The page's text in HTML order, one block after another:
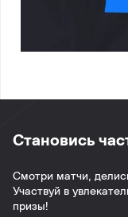
Становись
Смотри матчи,
Участвуй в
призы!